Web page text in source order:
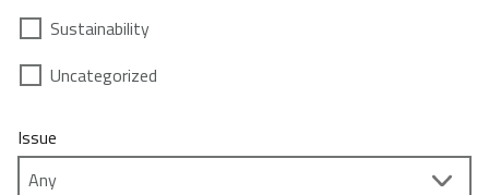
Sustainability
Uncategorized
Issue